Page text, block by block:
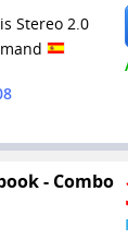
Stereo 2.0
- Combo